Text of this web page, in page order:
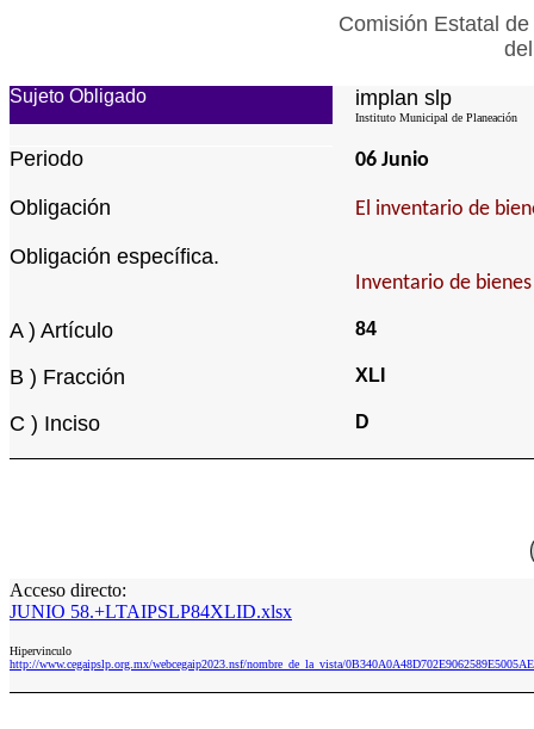
Comisión Estatal
Sujeto Obligado implan slp
Instituto Municipal de Planeación
Periodo 06 Junio
Obligación El inventario de
Obligación específica.
Inventario de
A ) Artículo 84
B ) Fracción XLI
C ) Inciso D
Acceso directo:
JUNIO 58.+LTAIPSLP84XLID.xlsx
Hipervinculo
http://www.cegaipslp.org.mx/webcegaip2023.nsf/nombre_de_la_vista/